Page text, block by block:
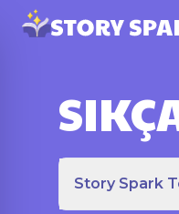
Story Spark